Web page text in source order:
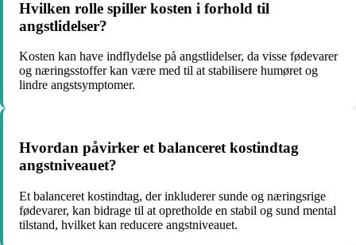
Hvilken rolle spiller kosten i forhold til
angstlidelser?
Kosten kan have indflydelse på angstlidelser, da visse fødevarer
og næringsstoffer kan være med til at stabilisere humøret og
lindre angstsymptomer.
Hvordan påvirker et balanceret kostindtag
angstniveauet?
Et balanceret kostindtag, der inkluderer sunde og næringsrige
fødevarer, kan bidrage til at opretholde en stabil og sund mental
tilstand, hvilket kan reducere angstniveauet.